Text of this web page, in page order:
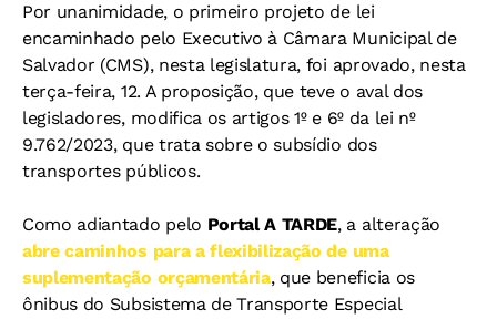
Por unanimidade, o primeiro projeto de lei
encaminhado pelo Executivo à Câmara Municipal de
Salvador (CMS), nesta legislatura, foi aprovado, nesta
terça-feira, 12. A proposição, que teve o aval dos
legisladores, modifica os artigos 1º e 6º da lei nº
9.762/2023, que trata sobre o subsídio dos
transportes públicos.
Como adiantado pelo Portal A TARDE, a alteração
abre caminhos para a flexibilização de uma
suplementação orçamentária, que beneficia os
ônibus do Subsistema de Transporte Especial